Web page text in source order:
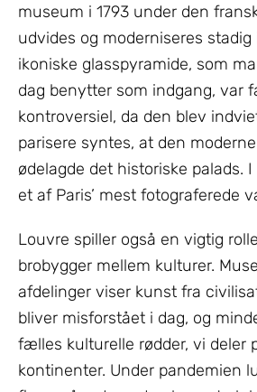
museum i 1793 under den
udvides og moderniseres stadig
ikoniske glasspyramide, som
dag benytter som indgang, var
kontroversiel, da den blev
parisere syntes, at den
ødelagde det historiske palads.
et af Paris’ mest fotograferede
Louvre spiller også en vigtig
brobygger mellem kulturer.
afdelinger viser kunst fra
bliver misforstået i dag, og
fælles kulturelle rødder, vi deler
kontinenter. Under pandemien